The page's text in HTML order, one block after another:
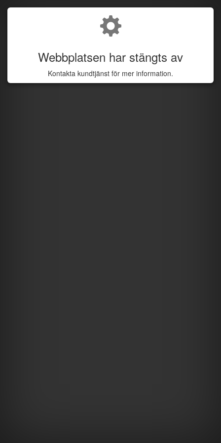
Webbplatsen har stängts av
Kontakta kundtjänst för mer information.